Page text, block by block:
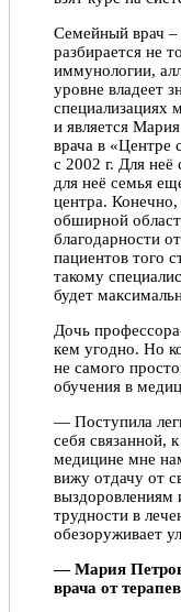
Семейный врач –
разбирается не
иммунологии,
уровне владеет
и является
врача в «Центре
с 2002 г. Для неё
для неё семья
центра.
обширной
благодарности
пациентов того
такому
будет
Дочь
кем угодно. Но
не самого
обучения в
— Поступила
себя связанной,
медицине мне
вижу отдачу от
выздоровлениям
трудности в
обезоруживает
— Мария
врача от